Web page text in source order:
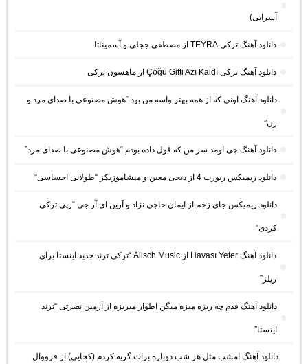
آسرایی)
دانلود آهنگ ترکی TEYRA از مصطفی ججلی و آسمیناتا
دانلود آهنگ ترکی Çoğu Gitti Azı Kaldı از ماهسون ترکی
دانلود آهنگ اونی که از همه بهتر واسه من بود “هوش مصنوعی با صدای مرد و
زن”
دانلود آهنگ چی اومد سر من که قول داده بودم “هوش مصنوعی با صدای مرد”
دانلود ریمیکس ریورب 4 از دیجی معین و میشاموزیکز “طولانی احساسی”
دانلود ریمیکس جای زخم از ایمان حاجی نژاد و آرین ای آر جی “رپی ترکی
کردی”
دانلود آهنگ Havası Yeter از Alisch Music “ترکی ترند جدید اینستا برای
ریلز”
دانلود آهنگ ﻗﺪم ﭼﻪ رﻳﺰه ﻣﻴﺰه ﻣﻴﮕﻦ اﻃﻮار ﻣﻴﺮﻳﺰه از آرمین نصرتی “ترند
اینستا”
دانلود آهنگ امشب مثل هر شب دوباره برات گریه کردم (کجایی) از فرووال